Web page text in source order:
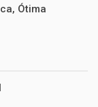
Ótima